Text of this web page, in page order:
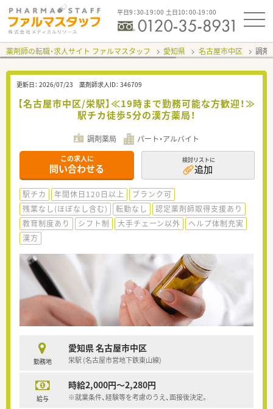
平日9：30-19：00 土日10：00-19：00
薬剤師の転職・求人サイト ファルマスタッフ 愛知県 名古屋市中区 調剤
更新日： 2026/07/23 薬剤師求人ID： 346709
【名古屋市中区/栄駅】≪19時まで勤務可能な方歓迎！≫
駅チカ徒歩5分の漢方薬局！
調剤薬局 パート・アルバイト
この求人に
問い合わせる
検討リストに
追加
駅チカ 年間休日120日以上
ブランク可
残業なし(ほぼなし含む)
転勤なし
認定薬剤師取得支援あり
教育制度あり
シフト制 大手チェーン以外
ヘルプ体制充実
漢方
勤務地
愛知県 名古屋市中区
栄駅 (名古屋市営地下鉄東山線)
給与
時給2,000円～2,280円
※就業条件、経験等を考慮のうえ、面接後決定。